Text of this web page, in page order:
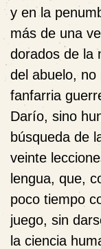
y en la
más de una
dorados de la
del abuelo,
fanfarria
Darío, sino
búsqueda de
veinte
lengua, que,
poco tiempo
juego, sin
la ciencia